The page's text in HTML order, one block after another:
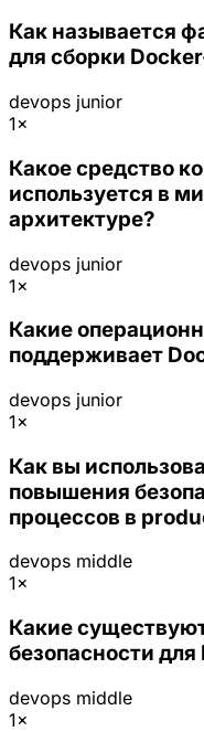
Как называется
для сборки
devops junior
1×
Какое средство
используется в
архитектуре?
devops junior
1×
Какие
поддерживает
devops junior
1×
Как вы
повышения
процессов в
devops middle
1×
Какие
безопасности для
devops middle
1×